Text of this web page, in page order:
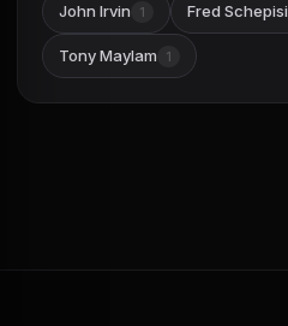
John Irvin 1 Fred Schepisi
Tony Maylam 1